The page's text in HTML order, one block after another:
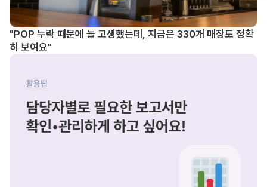
"POP 누락 때문에 늘 고생했는데, 지금은 330개 매장도 정확
히 보여요"